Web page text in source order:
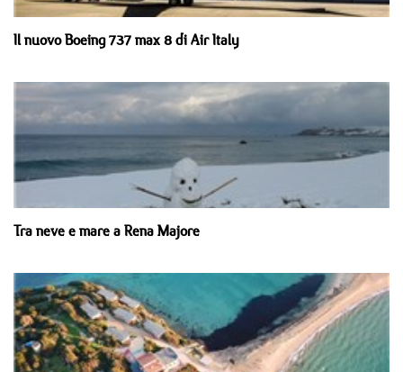
Il nuovo Boeing 737 max 8 di Air Italy
Tra neve e mare a Rena Majore